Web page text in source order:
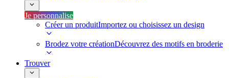
Je personnalise
Créer un produitImportez ou choisissez un design
Brodez votre créationDécouvrez des motifs en broderie
Trouver